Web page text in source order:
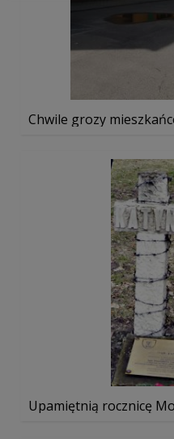
Chwile grozy
Upamiętnią rocznicę